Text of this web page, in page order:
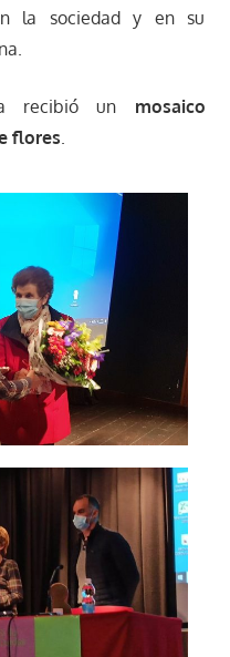
la sociedad y en su
recibió un mosaico
flores.